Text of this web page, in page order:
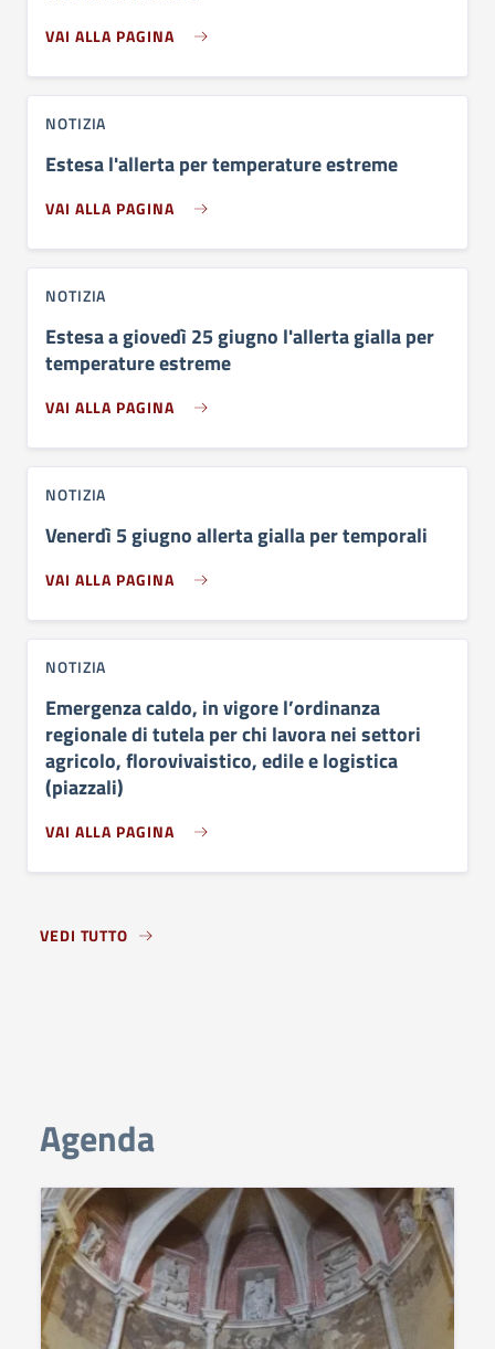
VAI ALLA PAGINA
NOTIZIA
Estesa l'allerta per temperature estreme
VAI ALLA PAGINA
NOTIZIA
Estesa a giovedì 25 giugno l'allerta gialla per
temperature estreme
VAI ALLA PAGINA
NOTIZIA
Venerdì 5 giugno allerta gialla per temporali
VAI ALLA PAGINA
NOTIZIA
Emergenza caldo, in vigore l’ordinanza
regionale di tutela per chi lavora nei settori
agricolo, florovivaistico, edile e logistica
(piazzali)
VAI ALLA PAGINA
VEDI TUTTO
Agenda